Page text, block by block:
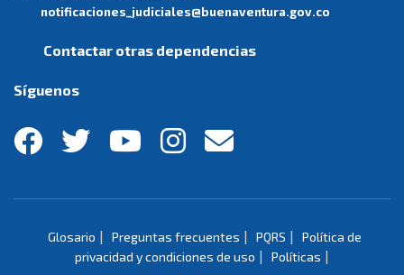
notificaciones_judiciales@buenaventura.gov.co
Contactar otras dependencias
Síguenos
Glosario | Preguntas frecuentes | PQRS |
Política de
privacidad y condiciones de uso | Políticas |